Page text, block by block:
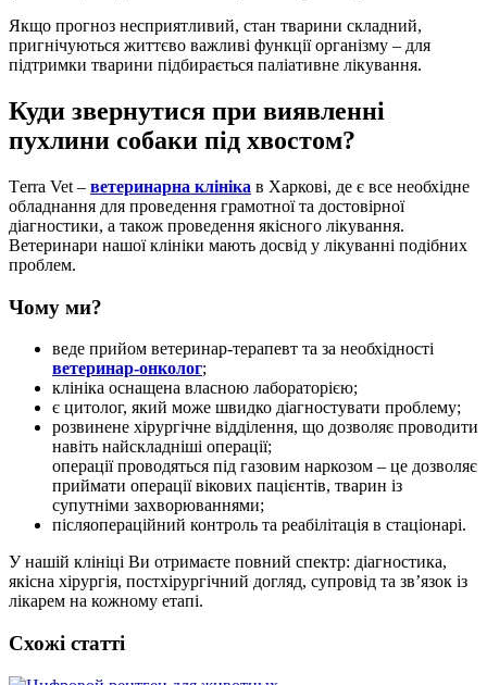
Якщо прогноз несприятливий, стан тварини складний,
пригнічуються життєво важливі функції організму – для
підтримки тварини підбирається паліативне лікування.
Куди звернутися при виявленні
пухлини собаки під хвостом?
Тerra Vet – ветеринарна клініка в Харкові, де є все необхідне
обладнання для проведення грамотної та достовірної
діагностики, а також проведення якісного лікування.
Ветеринари нашої клініки мають досвід у лікуванні подібних
проблем.
Чому ми?
веде прийом ветеринар-терапевт та за необхідності
ветеринар-онколог;
клініка оснащена власною лабораторією;
є цитолог, який може швидко діагностувати проблему;
розвинене хірургічне відділення, що дозволяє проводити
навіть найскладніші операції;
операції проводяться під газовим наркозом – це дозволяє
приймати операції вікових пацієнтів, тварин із
супутніми захворюваннями;
післяопераційний контроль та реабілітація в стаціонарі.
У нашій клініці Ви отримаєте повний спектр: діагностика,
якісна хірургія, постхірургічний догляд, супровід та зв’язок із
лікарем на кожному етапі.
Схожі статті